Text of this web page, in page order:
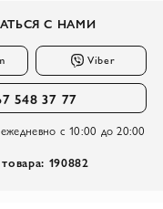
С НАМИ
Viber
548 37 77
ежедневно с 10:00 до 20:00
190882